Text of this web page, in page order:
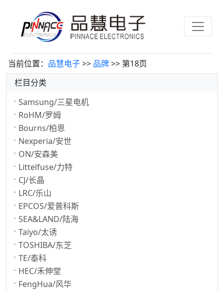
当前位置： 品慧电子>> 品牌>> 第18页
栏目分类
Samsung/三星电机
RoHM/罗姆
Bourns/柏恩
Nexperia/安世
ON/安森美
Littelfuse/力特
CJ/长晶
LRC/乐山
EPCOS/爱普科斯
SEA&LAND/陆海
Taiyo/太诱
TOSHIBA/东芝
TE/泰科
HEC/禾伸堂
FengHua/风华